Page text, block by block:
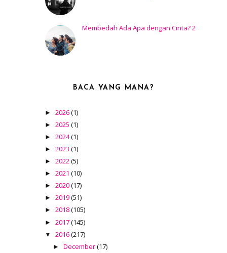
Membedah Ada Apa dengan Cinta? 2
BACA YANG MANA?
►2026(1)
►2025(1)
►2024(1)
►2023(1)
►2022(5)
►2021(10)
►2020(17)
►2019(51)
►2018(105)
►2017(145)
▼2016(217)
► December(17)